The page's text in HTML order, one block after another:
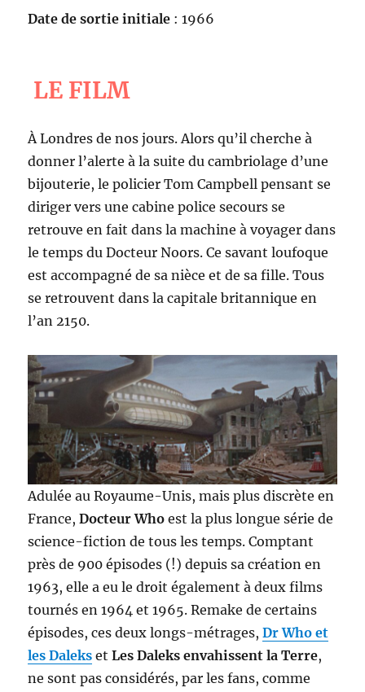
Date de sortie initiale : 1966
LE FILM
À Londres de nos jours. Alors qu’il cherche à
donner l’alerte à la suite du cambriolage d’une
bijouterie, le policier Tom Campbell pensant se
diriger vers une cabine police secours se
retrouve en fait dans la machine à voyager dans
le temps du Docteur Noors. Ce savant loufoque
est accompagné de sa nièce et de sa fille. Tous
se retrouvent dans la capitale britannique en
l’an 2150.
Adulée au Royaume-Unis, mais plus discrète en
France,Docteur Whoest la plus longue série de
science-fiction de tous les temps. Comptant
près de 900 épisodes (!) depuis sa création en
1963, elle a eu le droit également à deux films
tournés en 1964 et 1965. Remake de certains
épisodes, ces deux longs-métrages,Dr Who et
les Daleks etLes Daleks envahissent la Terre,
ne sont pas considérés, par les fans, comme